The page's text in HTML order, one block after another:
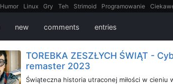
Humor Linux Gry Teh Strimoid Programowanie
new comments entries
TOREBKA ZESZŁYCH ŚWIĄT -
remaster 2023
Świąteczna historia utraconej miłości w cieniu